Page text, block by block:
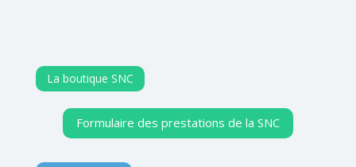
La boutique SNC
Formulaire des prestations de la SNC